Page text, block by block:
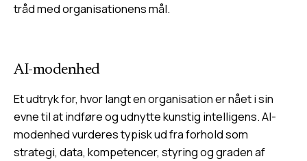
tråd med organisationens mål.
AI-modenhed
Et udtryk for, hvor langt en organisation er nået i sin
evne til at indføre og udnytte kunstig intelligens. AI-
modenhed vurderes typisk ud fra forhold som
strategi, data, kompetencer, styring og graden af